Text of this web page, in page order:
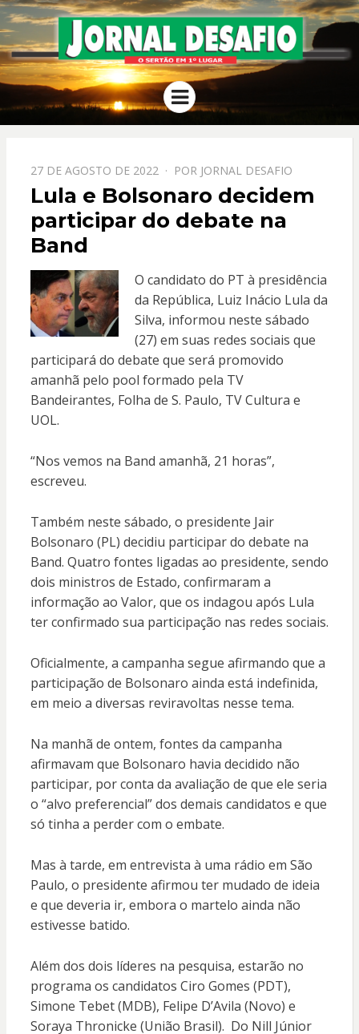
JORNAL
DESAFIO
O Sertão em 1º Lugar
Menu
PPOSTADO
EM
27 DE AGOSTO DE 2022 POR JORNAL DESAFIO
Lula e Bolsonaro decidem
participar do debate na
Band
O candidato do PT à presidência
da República, Luiz Inácio Lula da
Silva, informou neste sábado
(27) em suas redes sociais que
participará do debate que será promovido
amanhã pelo pool formado pela TV
Bandeirantes, Folha de S. Paulo, TV Cultura e
UOL.
“Nos vemos na Band amanhã, 21 horas”,
escreveu.
Também neste sábado, o presidente Jair
Bolsonaro (PL) decidiu participar do debate na
Band. Quatro fontes ligadas ao presidente, sendo
dois ministros de Estado, confirmaram a
informação ao Valor, que os indagou após Lula
ter confirmado sua participação nas redes sociais.
Oficialmente, a campanha segue afirmando que a
participação de Bolsonaro ainda está indefinida,
em meio a diversas reviravoltas nesse tema.
Na manhã de ontem, fontes da campanha
afirmavam que Bolsonaro havia decidido não
participar, por conta da avaliação de que ele seria
o “alvo preferencial” dos demais candidatos e que
só tinha a perder com o embate.
Mas à tarde, em entrevista à uma rádio em São
Paulo, o presidente afirmou ter mudado de ideia
e que deveria ir, embora o martelo ainda não
estivesse batido.
Além dos dois líderes na pesquisa, estarão no
programa os candidatos Ciro Gomes (PDT),
Simone Tebet (MDB), Felipe D’Avila (Novo) e
Soraya Thronicke (União Brasil). Do Nill Júnior